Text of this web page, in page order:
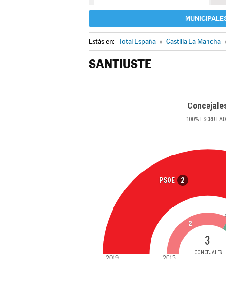
Estás en: Total España » Castilla La Mancha
SANTIUSTE
100%
PSOE 2
3
CONCEJALES
2
2019 2015